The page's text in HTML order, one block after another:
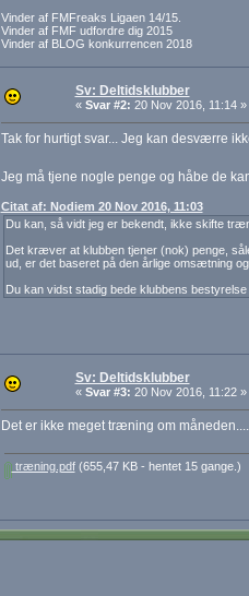
Vinder af FMFreaks Ligaen 14/15.
Vinder af FMF udfordre dig 2015
Vinder af BLOG konkurrencen 2018
Sv: Deltidsklubber
« Svar #2: 20 Nov 2016, 11:14 »
Tak for hurtigt svar... Jeg kan desværre
Jeg må tjene nogle penge og håbe de
Citat af: Nodiem 20 Nov 2016, 11:03
Du kan, så vidt jeg er bekendt, ikke skifte
Det kræver at klubben tjener (nok) penge,
ud, er det baseret på den årlige omsætning
Du kan vidst stadig bede klubbens
Sv: Deltidsklubber
« Svar #3: 20 Nov 2016, 11:22 »
Det er ikke meget træning om måneden....
træning.pdf(655,47 KB - hentet 15 gange.)